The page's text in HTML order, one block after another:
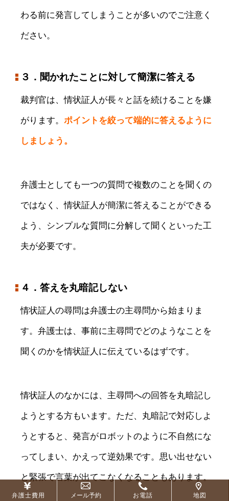
わる前に発言してしまうことが多いのでご注意く
ださい。
３．聞かれたことに対して簡潔に答える
裁判官は、情状証人が長々と話を続けることを嫌
がります。 ポイントを絞って端的に答えるように
しましょう。
弁護士としても一つの質問で複数のことを聞くの
ではなく、情状証人が簡潔に答えることができる
よう、シンプルな質問に分解して聞くといった工
夫が必要です。
４．答えを丸暗記しない
情状証人の尋問は弁護士の主尋問から始まりま
す。弁護士は、事前に主尋問でどのようなことを
聞くのかを情状証人に伝えているはずです。
情状証人のなかには、主尋問への回答を丸暗記し
ようとする方もいます。ただ、丸暗記で対応しよ
うとすると、発言がロボットのように不自然にな
ってしまい、かえって逆効果です。思い出せない
と緊張で言葉が出てこなくなることもあります。
弁護士費用 メール予約 お電話 地図